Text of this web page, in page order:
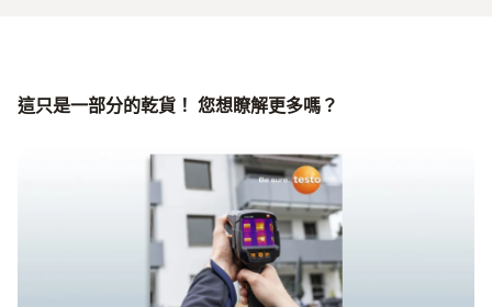
這只是一部分的乾貨！ 您想瞭解更多嗎？